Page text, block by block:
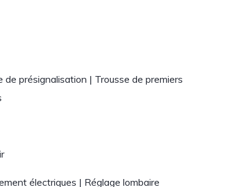
de présignalisation | Trousse de premiers
électriques | Réglage lombaire